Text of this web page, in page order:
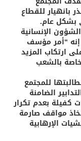
بانهيار للقطاع
بشكل عام.
الإنسانية
“أمر مؤسف
ارتكاب المزيد
بالشعب
للمجتمع
الضامنة
كفيلة بعدم تكرار
مواقف صارمة
الإرهابية